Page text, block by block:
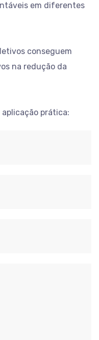
em diferentes
conseguem
na redução da
prática: